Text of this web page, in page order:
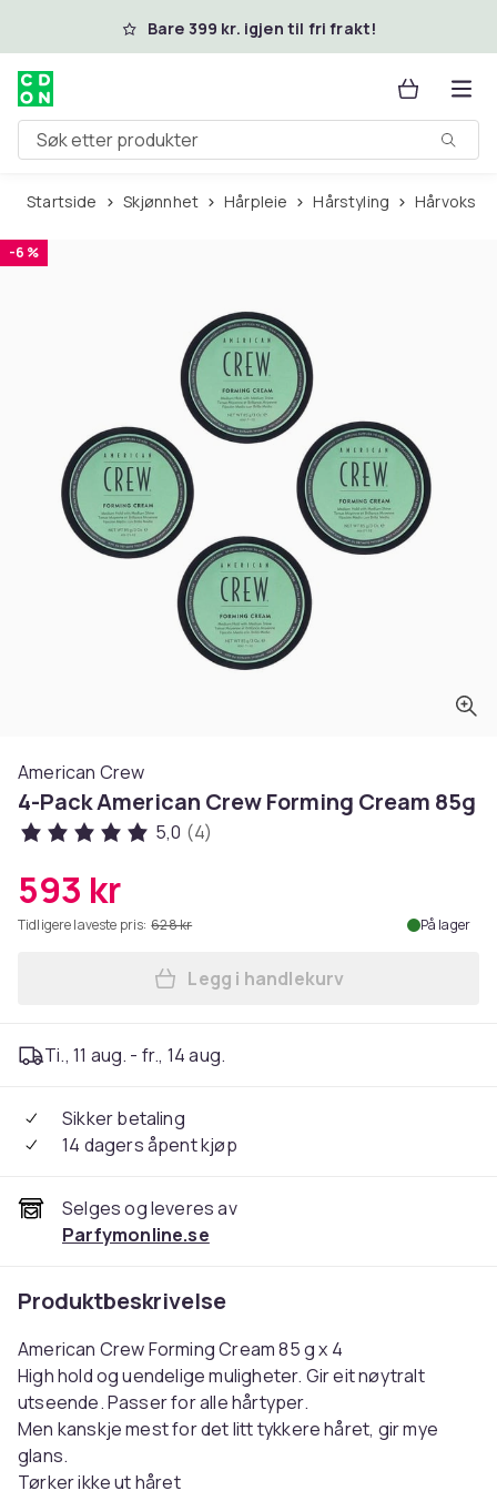
Hopp til hovedinnholdBare 399 kr. igjen til fri frakt!
Søk etter produkter
Startside Skjønnhet Hårpleie Hårstyling Hårvoks
-6 %
American Crew
4-Pack American Crew Forming Cream 85g
5,0 (4)
593 kr
Tidligere laveste pris: 628 kr På lager
Legg 4-Pack American
Legg i handlekurv
Ti., 11 aug. - fr., 14 aug.
Sikker betaling
14 dagers åpent kjøp
Selges og leveres av
Parfymonline.se
Produktbeskrivelse
American Crew Forming Cream 85 g x 4
High hold og uendelige muligheter. Gir eit nøytralt
utseende. Passer for alle hårtyper.
Men kanskje mest for det litt tykkere håret, gir mye
glans.
Tørker ikke ut håret